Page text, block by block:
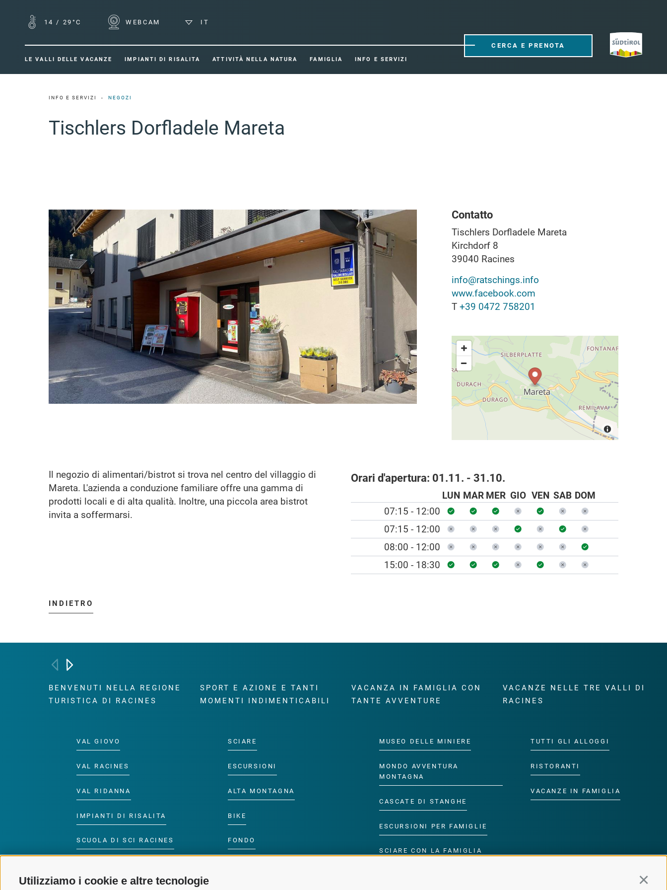
Utilizziamo i cookie e altre tecnologie
14 / 29°C WEBCAM IT
LE VALLI DELLE VACANZE IMPIANTI DI RISALITA ATTIVITÀ NELLA NATURA FAMIGLIA INFO E SERVIZI
CERCA E PRENOTA
INFO E SERVIZI NEGOZI
Tischlers Dorfladele Mareta
Contatto
Tischlers Dorfladele Mareta
Kirchdorf 8
39040 Racines
info@ratschings.info
www.facebook.com
T +39 0472 758201
Il negozio di alimentari/bistrot si trova nel centro del villaggio di
Mareta. L'azienda a conduzione familiare offre una gamma di
prodotti locali e di alta qualità. Inoltre, una piccola area bistrot
invita a soffermarsi.
Orari d'apertura: 01.11. - 31.10.
LUN MAR MER GIO VEN SAB DOM
07:15 - 12:00
07:15 - 12:00
08:00 - 12:00
15:00 - 18:30
INDIETRO
BENVENUTI NELLA REGIONE
TURISTICA DI RACINES
VAL GIOVO
VAL RACINES
VAL RIDANNA
IMPIANTI DI RISALITA
SCUOLA DI SCI RACINES
RACINES
SPORT E AZIONE E TANTI
MOMENTI INDIMENTICABILI
SCIARE
ESCURSIONI
ALTA MONTAGNA
BIKE
FONDO
VACANZA IN FAMIGLIA CON
TANTE AVVENTURE
MUSEO DELLE MINIERE
MONDO AVVENTURA
MONTAGNA
CASCATE DI STANGHE
ESCURSIONI PER FAMIGLIE
SCIARE CON LA FAMIGLIA
VACANZE NELLE TRE VALLI DI
RACINES
TUTTI GLI ALLOGGI
RISTORANTI
VACANZE IN FAMIGLIA